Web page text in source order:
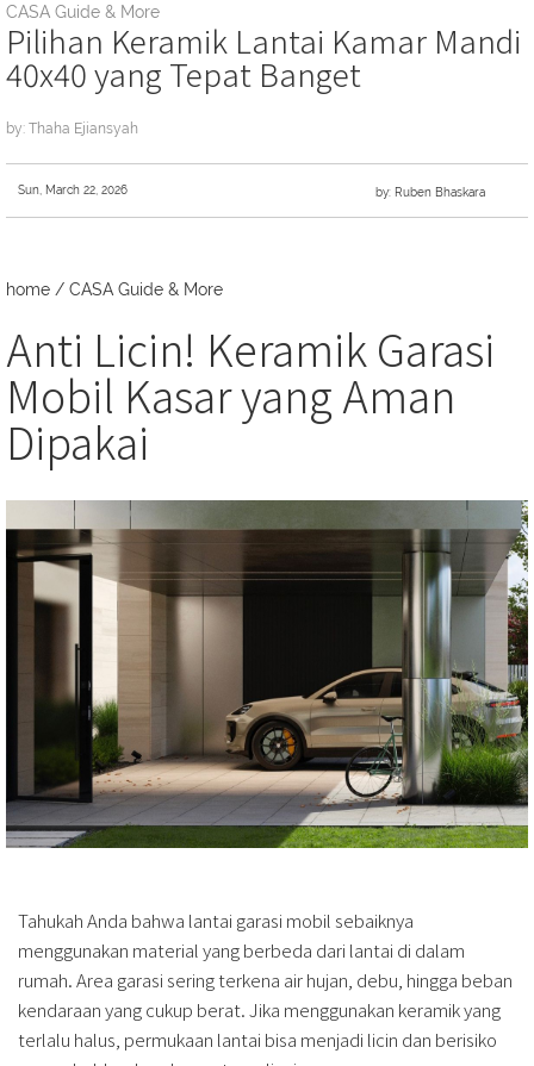
CASA Guide & More
Pilihan Keramik Lantai Kamar Mandi
40x40 yang Tepat Banget
by: Thaha Ejiansyah
Sun, March 22, 2026 by: Ruben Bhaskara
home / CASA Guide & More
Anti Licin! Keramik Garasi
Mobil Kasar yang Aman
Dipakai
Tahukah Anda bahwa lantai garasi mobil sebaiknya
menggunakan material yang berbeda dari lantai di dalam
rumah. Area garasi sering terkena air hujan, debu, hingga beban
kendaraan yang cukup berat. Jika menggunakan keramik yang
terlalu halus, permukaan lantai bisa menjadi licin dan berisiko